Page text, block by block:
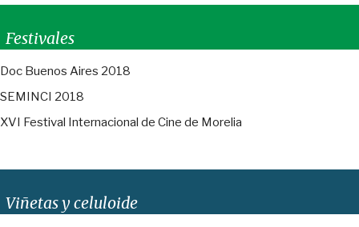
Festivales
Doc Buenos Aires 2018
SEMINCI 2018
XVI Festival Internacional de Cine de Morelia
Viñetas y celuloide